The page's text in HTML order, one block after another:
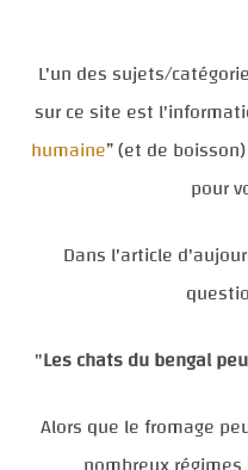
L'un des sujets/
sur ce site est
humaine” (et de
pour
Dans l'article
"Les chats du bengal
Alors que le fromage